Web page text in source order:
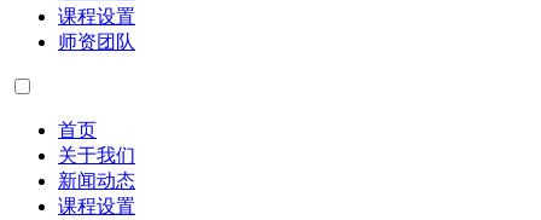
课程设置
师资团队
首页
关于我们
新闻动态
课程设置